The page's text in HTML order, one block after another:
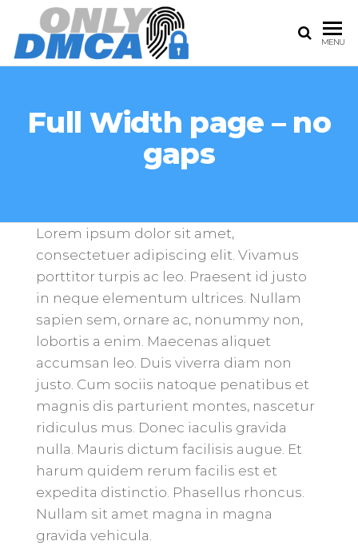
DMCA |
FANS
CONTENT
REMOVAL
service
MENU
Full Width page – no
gaps
Lorem ipsum dolor sit amet,
consectetuer adipiscing elit. Vivamus
porttitor turpis ac leo. Praesent id justo
in neque elementum ultrices. Nullam
sapien sem, ornare ac, nonummy non,
lobortis a enim. Maecenas aliquet
accumsan leo. Duis viverra diam non
justo. Cum sociis natoque penatibus et
magnis dis parturient montes, nascetur
ridiculus mus. Donec iaculis gravida
nulla. Mauris dictum facilisis augue. Et
harum quidem rerum facilis est et
expedita distinctio. Phasellus rhoncus.
Nullam sit amet magna in magna
gravida vehicula.